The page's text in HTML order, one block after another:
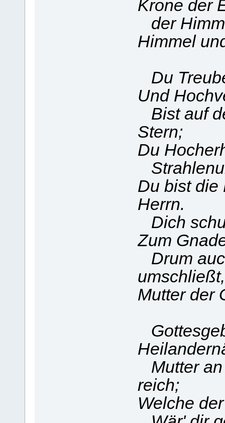
Krone der
der
Himmel
Du
Und
Bist auf
Stern;
Du
Du bist die
Herrn.
Dich
Zum
Drum
umschließt,
Mutter der
Mutter an
reich;
Welche